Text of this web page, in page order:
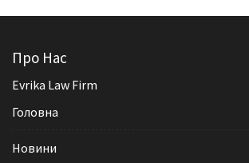
Про Нас
Evrika Law Firm
Головна
Новини